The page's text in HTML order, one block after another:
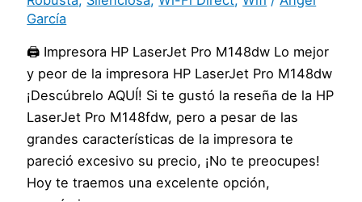
García
🖨️ Impresora HP LaserJet Pro M148dw Lo mejor
y peor de la impresora HP LaserJet Pro M148dw
¡Descúbrelo AQUÍ! Si te gustó la reseña de la HP
LaserJet Pro M148fdw, pero a pesar de las
grandes características de la impresora te
pareció excesivo su precio, ¡No te preocupes!
Hoy te traemos una excelente opción,